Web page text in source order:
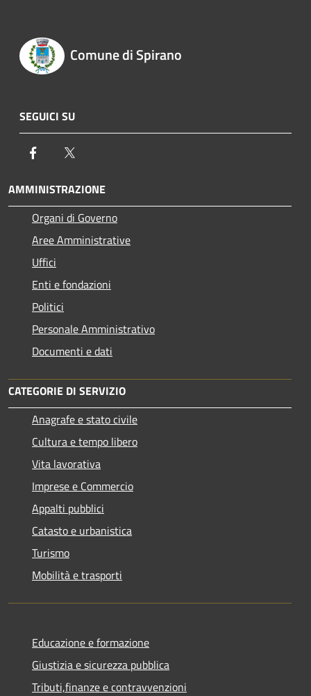
Comune di Spirano
SEGUICI SU
Facebook
AMMINISTRAZIONE
Organi di Governo
Aree Amministrative
Uffici
Enti e fondazioni
Politici
Personale Amministrativo
Documenti e dati
CATEGORIE DI SERVIZIO
Anagrafe e stato civile
Cultura e tempo libero
Vita lavorativa
Imprese e Commercio
Appalti pubblici
Catasto e urbanistica
Turismo
Mobilità e trasporti
Educazione e formazione
Giustizia e sicurezza pubblica
Tributi,finanze e contravvenzioni